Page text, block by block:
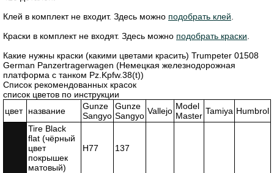
Клей в комплект не входит. Здесь можно подобрать клей
Краски в комплект не входят. Здесь можно подобрать краски
Какие нужны краски (какими цветами красить) Trumpeter 01508
German Panzertragerwagen (Немецкая железнодорожная
платформа с танком Pz.Kpfw.38(t))
Список рекомендованных красок
список цветов по инструкции
цвет
название
Gunze
Sangyo
Gunze
Sangyo Vallejo Model
Master Tamiya Humbrol
Tire Black
flat (чёрный
цвет
покрышек
матовый)
H77 137